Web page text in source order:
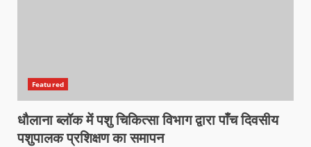
Featured
धौलाना ब्लॉक में पशु चिकित्सा विभाग द्वारा पाँच दिवसीय
पशुपालक प्रशिक्षण का समापन